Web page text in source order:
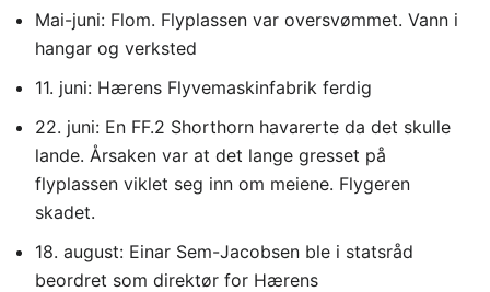
Mai-juni: Flom. Flyplassen var oversvømmet. Vann i
hangar og verksted
11. juni: Hærens Flyvemaskinfabrik ferdig
22. juni: En FF.2 Shorthorn havarerte da det skulle
lande. Årsaken var at det lange gresset på
flyplassen viklet seg inn om meiene. Flygeren
skadet.
18. august: Einar Sem-Jacobsen ble i statsråd
beordret som direktør for Hærens